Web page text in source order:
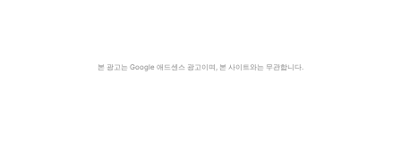
본 광고는 Google 애드센스 광고이며, 본 사이트와는 무관합니다.